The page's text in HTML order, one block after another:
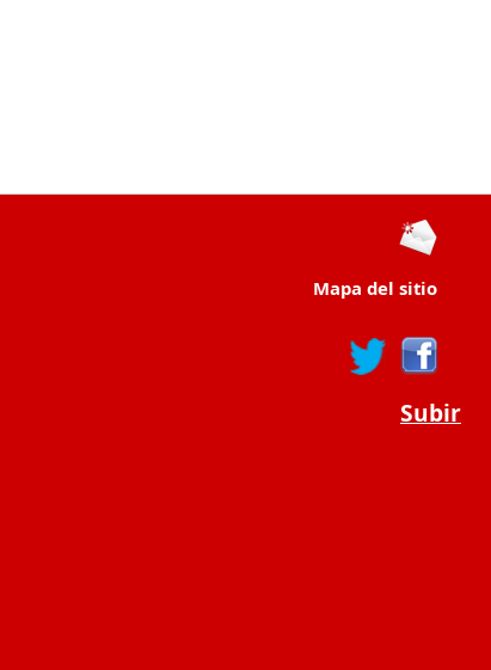
Mapa del sitio
Subir